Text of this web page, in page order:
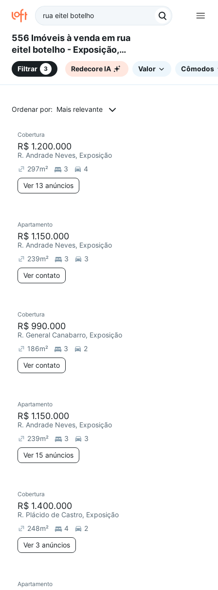
556 Imóveis à venda em rua
eitel botelho - Exposição,
Caxias do Sul, RS
Filtrar 3 Redecore IA Valor Cômodos
Ordenar por: Mais relevante
Chegou este mês
Cobertura
R$ 1.200.000
R. Andrade Neves, Exposição
297m² 3
4
Ver 13 anúncios
Redecorar
Apartamento
R$ 1.150.000
R. Andrade Neves, Exposição
239m² 3
3
Ver contato
Redecorar
Cobertura
R$ 990.000
R. General Canabarro, Exposição
186m² 3
2
Ver contato
Redecorar
Apartamento
R$ 1.150.000
R. Andrade Neves, Exposição
239m² 3
3
Ver 15 anúncios
Redecorar
Cobertura
R$ 1.400.000
R. Plácido de Castro, Exposição
248m² 4
2
Ver 3 anúncios
Chegou este mês
Apartamento